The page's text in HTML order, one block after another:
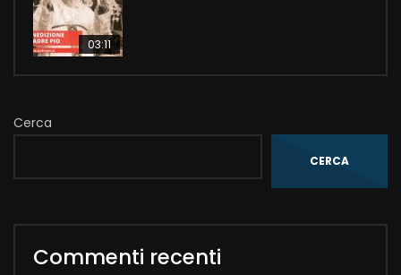
03:11
Cerca
CERCA
Commenti recenti